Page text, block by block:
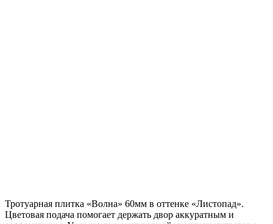
Тротуарная плитка «Волна» 60мм в оттенке «Листопад».
Цветовая подача помогает держать двор аккуратным и